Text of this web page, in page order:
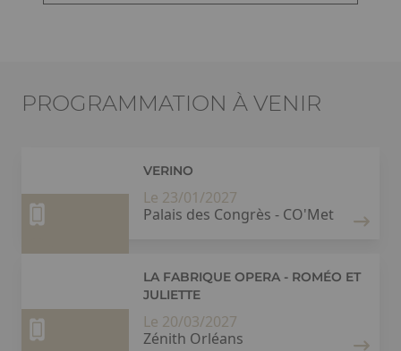
PROGRAMMATION À VENIR
VERINO
Le 23/01/2027
Palais des Congrès - CO'Met
LA FABRIQUE OPERA - ROMÉO ET
JULIETTE
Le 20/03/2027
Zénith Orléans